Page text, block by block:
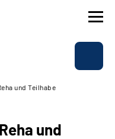
und Teilhabe
und